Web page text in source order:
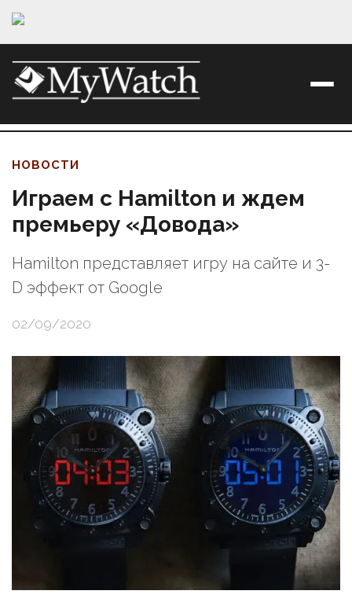
НОВОСТИ
Играем с Hamilton и ждем
премьеру «Довода»
Hamilton представляет игру на сайте и 3-
D эффект от Google
02/09/2020